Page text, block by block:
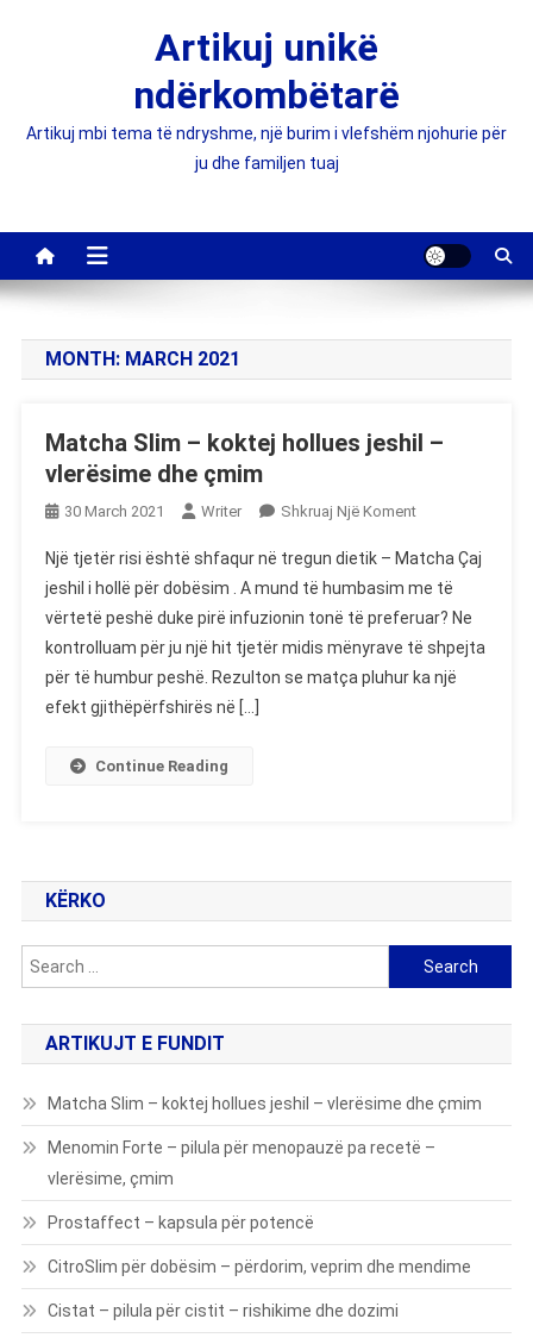
Artikuj unikë
ndërkombëtarë
Artikuj mbi tema të ndryshme, një burim i vlefshëm njohurie për
ju dhe familjen tuaj
MONTH: MARCH 2021
Matcha Slim – koktej hollues jeshil –
vlerësime dhe çmim
30 March 2021 Writer Shkruaj Një KomentOn
Slim
–
Koktej
Hollues
Jeshil
Një tjetër risi është shfaqur në tregun dietik – Matcha Çaj
jeshil i hollë për dobësim . A mund të humbasim me të
vërtetë peshë duke pirë infuzionin tonë të preferuar? Ne
kontrolluam për ju një hit tjetër midis mënyrave të shpejta
për të humbur peshë. Rezulton se matça pluhur ka një
efekt gjithëpërfshirës në […]
Continue Reading
KËRKO
Search
for:
ARTIKUJT E FUNDIT
Matcha Slim – koktej hollues jeshil – vlerësime dhe çmim
Menomin Forte – pilula për menopauzë pa recetë –
vlerësime, çmim
Prostaffect – kapsula për potencë
CitroSlim për dobësim – përdorim, veprim dhe mendime
Cistat – pilula për cistit – rishikime dhe dozimi